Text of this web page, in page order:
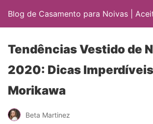
Blog de Casamento para Noivas |
Tendências Vestido de
2020: Dicas
Morikawa
Beta Martinez